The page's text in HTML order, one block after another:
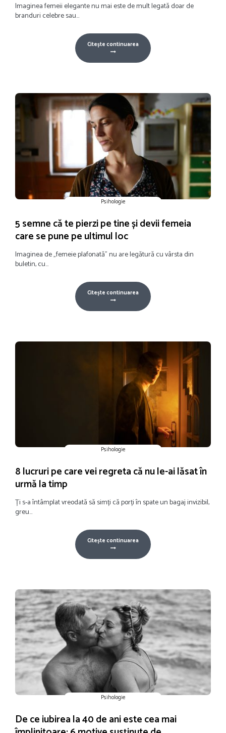
Imaginea femeii elegante nu mai este de mult legată doar de
branduri celebre sau...
Citește continuarea
Psihologie
5 semne că te pierzi pe tine și devii femeia
care se pune pe ultimul loc
Imaginea de „femeie plafonată” nu are legătură cu vârsta din
buletin, cu...
Citește continuarea
Psihologie
8 lucruri pe care vei regreta că nu le-ai lăsat în
urmă la timp
Ți s-a întâmplat vreodată să simți că porți în spate un bagaj invizibil,
greu...
Citește continuarea
Psihologie
De ce iubirea la 40 de ani este cea mai